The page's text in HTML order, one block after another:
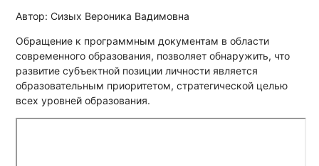
Автор: Сизых Вероника Вадимовна
Обращение к программным документам в области
современного образования, позволяет обнаружить, что
развитие субъектной позиции личности является
образовательным приоритетом, стратегической целью
всех уровней образования.